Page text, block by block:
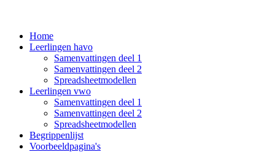
Home
Leerlingen havo
Samenvattingen deel 1
Samenvattingen deel 2
Spreadsheetmodellen
Leerlingen vwo
Samenvattingen deel 1
Samenvattingen deel 2
Spreadsheetmodellen
Begrippenlijst
Voorbeeldpagina's